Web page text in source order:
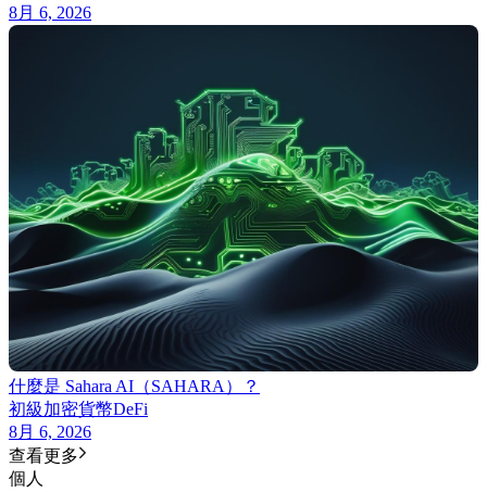
8月 6, 2026
什麼是 Sahara AI（SAHARA）？
初級加密貨幣DeFi
8月 6, 2026
查看更多
個人